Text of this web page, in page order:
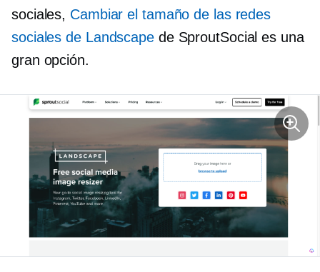
sociales, Cambiar el tamaño de las redes
sociales de Landscapede SproutSocial es una
gran opción.